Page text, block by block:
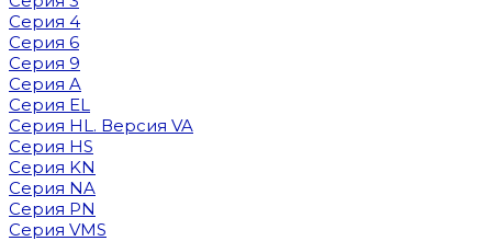
Серия 4
Серия 6
Серия 9
Серия A
Серия EL
Серия HL. Версия VA
Серия HS
Серия KN
Серия NA
Серия PN
Серия VMS